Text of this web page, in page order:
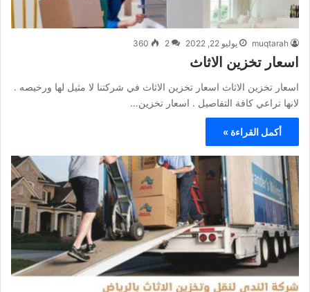
muqtarah يوليو 22, 2022 2
360
اسعار تخزين الاثاث
اسعار تخزين الاثاث اسعار تخزين الاثاث في شركتنا لا مثيل لها ورخيصه .
لانها تراعي كافة التفاصيل . اسعار تخزين…
أكمل القراءة »